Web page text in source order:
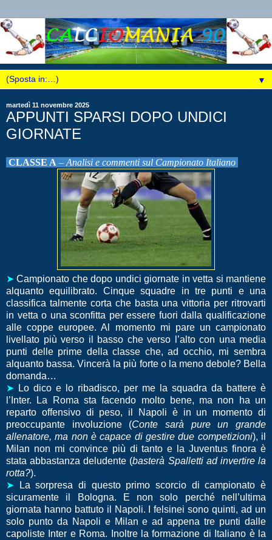
▼
martedì 11 novembre 2025
APPUNTI SPARSI DOPO UNDICI
GIORNATE
CLASSE A –Analisi e commenti sul Campionato Italiano
➤Campionato che dopo undici giornate in vetta si mantiene
alquanto equilibrato. Cinque squadre in tre punti e una
classifica talmente corta che basta una vittoria per ritrovarti
in vetta o una sconfitta per essere fuori dalla qualificazione
alle coppe europee. Al momento mi pare un campionato
livellato più verso il basso che verso l’alto con una media
punti delle prime della classe che, ad occhio, mi sembra
alquanto bassa. Vincerà la più forte o la meno debole? Bella
domanda…
➤ Lo dico e lo ribadisco, per me la squadra da battere è
l’Inter. La Roma sta facendo molto bene, ma non ha un
reparto offensivo di peso, il Napoli è in un momento di
preoccupante involuzione (Conte sarà pure un grande
allenatore, ma non è capace di gestire due competizioni), il
Milan non mi convince più di tanto e la Juventus finora è
stata abbastanza deludente (basterà Spalletti ad invertire la
rotta?).
➤ La sorpresa di questo primo scorcio di campionato è
sicuramente il Bologna. E non solo perché nell’ultima
giornata hanno battuto il Napoli. I felsinei sono quinti, ad un
solo punto da Napoli e Milan e ad appena tre punti dalle
capoliste Inter e Roma. Inoltre la formazione di Italiano è la